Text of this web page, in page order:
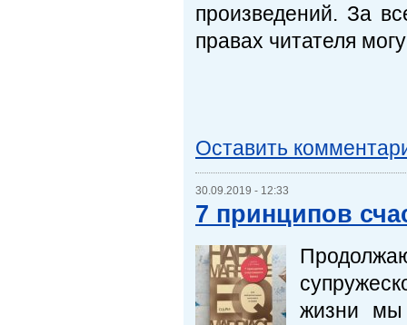
произведений. За
правах читателя
Оставить
30.09.2019 - 12:33
7 принципов
жизни мы